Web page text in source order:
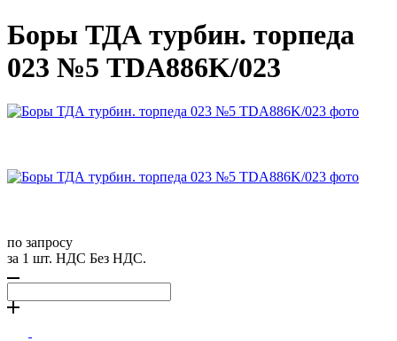
Боры ТДА турбин. торпеда
023 №5 TDA886K/023
по запросу
за 1 шт. НДС Без НДС.